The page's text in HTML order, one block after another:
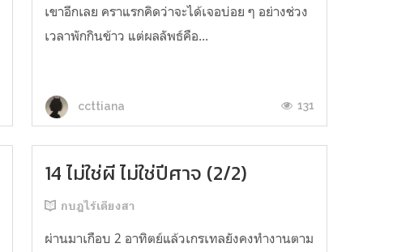
เขาอีกเลย คราแรกคิดว่าจะได้เจอบ่อย ๆ อย่างช่วง
เวลาพักกินข้าว แต่ผลลัพธ์คือ...
ccttiana 131
14 ไม่ใช่ผี ไม่ใช่ปีศาจ (2/2)
กบฏไร้เดียงสา
ผ่านมาเกือบ 2 อาทิตย์แล้วเกรเทลยังคงทำงานตาม